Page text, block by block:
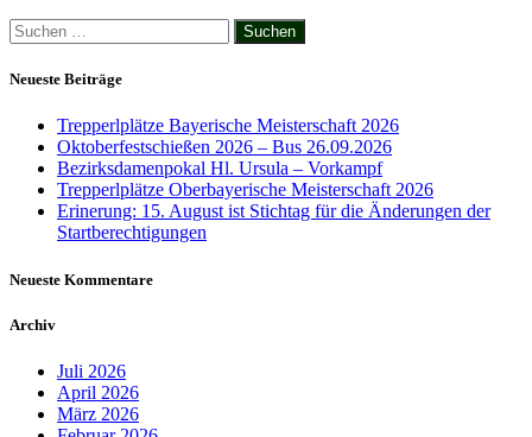
Suchen
nach:
Neueste Beiträge
Trepperlplätze Bayerische Meisterschaft 2026
Oktoberfestschießen 2026 – Bus 26.09.2026
Bezirksdamenpokal Hl. Ursula – Vorkampf
Trepperlplätze Oberbayerische Meisterschaft 2026
Erinerung: 15. August ist Stichtag für die Änderungen der
Startberechtigungen
Neueste Kommentare
Archiv
Juli 2026
April 2026
März 2026